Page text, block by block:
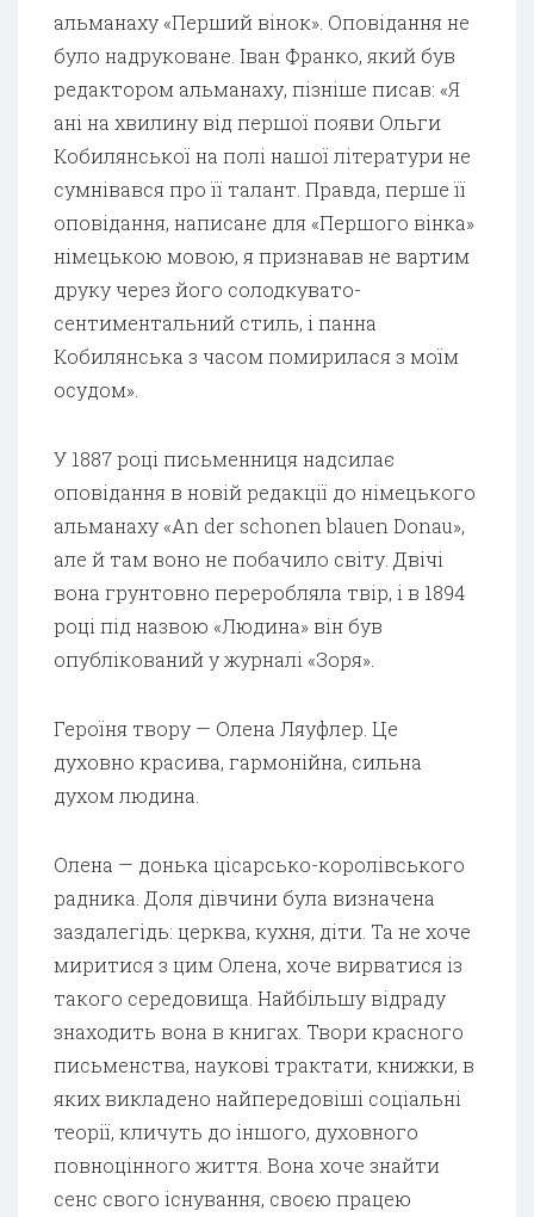
альманаху «Перший вінок». Оповідання не
було надруковане. Іван Франко, який був
редактором альманаху, пізніше писав: «Я
ані на хвилину від першої появи Ольги
Кобилянської на полі нашої літератури не
сумнівався про її талант. Правда, перше її
оповідання, написане для «Першого вінка»
німецькою мовою, я признавав не вартим
друку через його солодкувато-
сентиментальний стиль, і панна
Кобилянська з часом помирилася з моїм
осудом».
У 1887 році письменниця надсилає
оповідання в новій редакції до німецького
альманаху «An der schonen blauen Donau»,
але й там воно не побачило світу. Двічі
вона грунтовно переробляла твір, і в 1894
році під назвою «Людина» він був
опублікований у журналі «Зоря».
Героїня твору — Олена Ляуфлер. Це
духовно красива, гармонійна, сильна
духом людина.
Олена — донька цісарсько-королівського
радника. Доля дівчини була визначена
заздалегідь: церква, кухня, діти. Та не хоче
миритися з цим Олена, хоче вирватися із
такого середовища. Найбільшу відраду
знаходить вона в книгах. Твори красного
письменства, наукові трактати, книжки, в
яких викладено найпередовіші соціальні
теорії, кличуть до іншого, духовного
повноцінного життя. Вона хоче знайти
сенс свого існування, своєю працею